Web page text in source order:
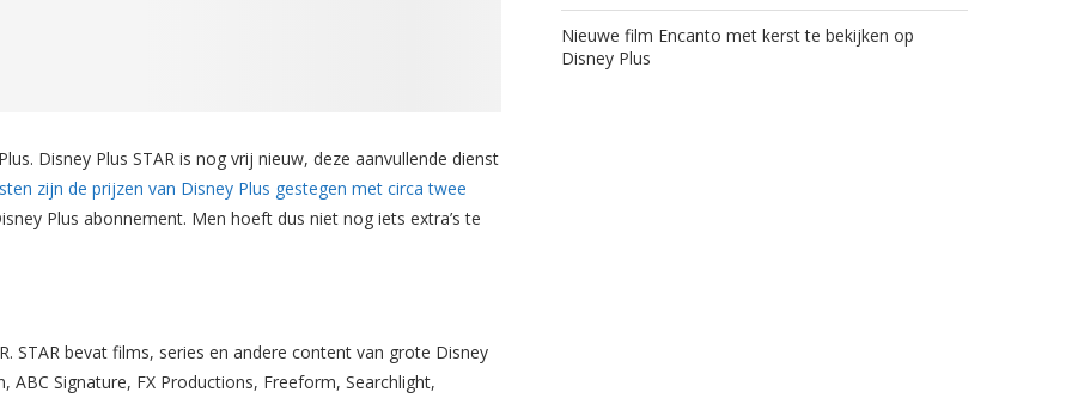
Disney Plus STAR is nog vrij nieuw, deze aanvullende dienst
zijn de prijzen van Disney Plus gestegen met circa twee
Plus abonnement. Men hoeft dus niet nog iets extra’s te
STAR bevat films, series en andere content van grote Disney
Signature, FX Productions, Freeform, Searchlight,
Nieuwe film Encanto met kerst te bekijken op
Disney Plus